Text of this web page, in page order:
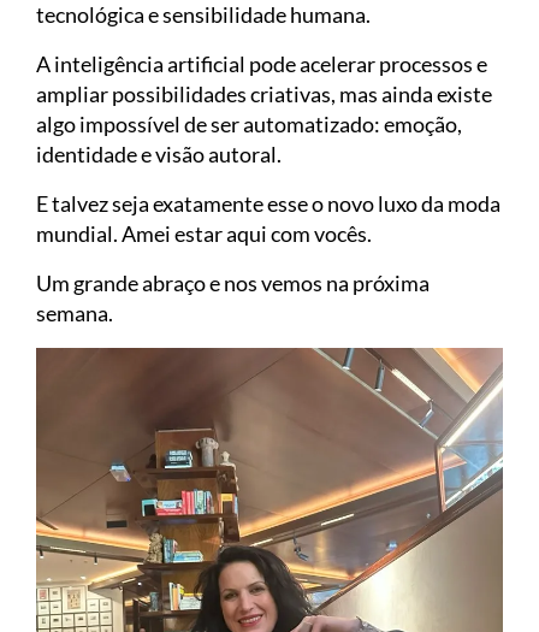
tecnológica e sensibilidade humana.
A inteligência artificial pode acelerar processos e
ampliar possibilidades criativas, mas ainda existe
algo impossível de ser automatizado: emoção,
identidade e visão autoral.
E talvez seja exatamente esse o novo luxo da moda
mundial. Amei estar aqui com vocês.
Um grande abraço e nos vemos na próxima
semana.